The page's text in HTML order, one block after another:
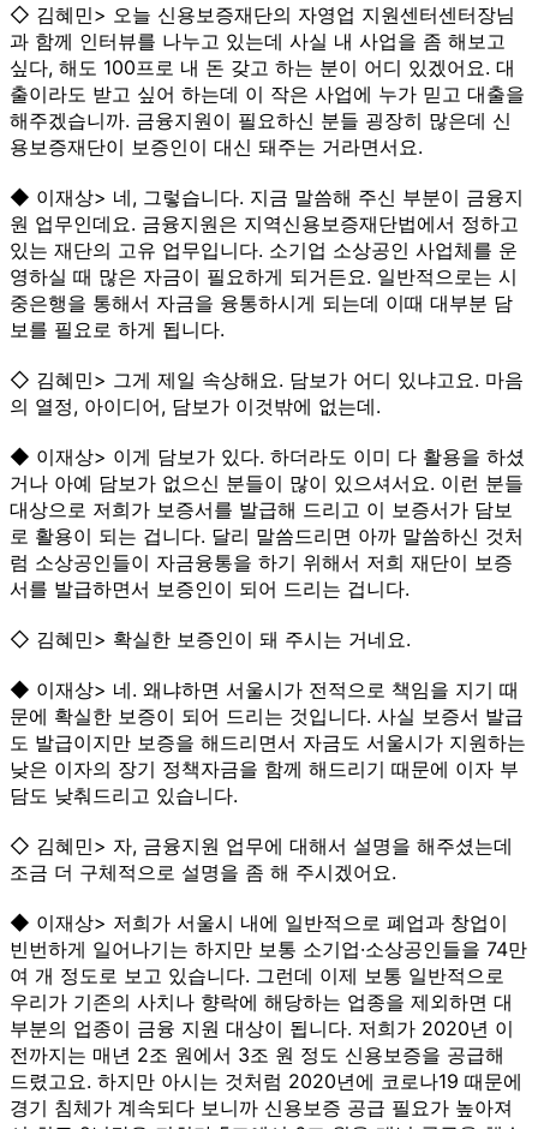
◇ 김혜민> 오늘 신용보증재단의 자영업 지원센터센터장님
과 함께 인터뷰를 나누고 있는데 사실 내 사업을 좀 해보고
싶다, 해도 100프로 내 돈 갖고 하는 분이 어디 있겠어요. 대
출이라도 받고 싶어 하는데 이 작은 사업에 누가 믿고 대출을
해주겠습니까. 금융지원이 필요하신 분들 굉장히 많은데 신
용보증재단이 보증인이 대신 돼주는 거라면서요.
◆ 이재상> 네, 그렇습니다. 지금 말씀해 주신 부분이 금융지
원 업무인데요. 금융지원은 지역신용보증재단법에서 정하고
있는 재단의 고유 업무입니다. 소기업 소상공인 사업체를 운
영하실 때 많은 자금이 필요하게 되거든요. 일반적으로는 시
중은행을 통해서 자금을 융통하시게 되는데 이때 대부분 담
보를 필요로 하게 됩니다.
◇ 김혜민> 그게 제일 속상해요. 담보가 어디 있냐고요. 마음
의 열정, 아이디어, 담보가 이것밖에 없는데.
◆ 이재상> 이게 담보가 있다. 하더라도 이미 다 활용을 하셨
거나 아예 담보가 없으신 분들이 많이 있으셔서요. 이런 분들
대상으로 저희가 보증서를 발급해 드리고 이 보증서가 담보
로 활용이 되는 겁니다. 달리 말씀드리면 아까 말씀하신 것처
럼 소상공인들이 자금융통을 하기 위해서 저희 재단이 보증
서를 발급하면서 보증인이 되어 드리는 겁니다.
◇ 김혜민> 확실한 보증인이 돼 주시는 거네요.
◆ 이재상> 네. 왜냐하면 서울시가 전적으로 책임을 지기 때
문에 확실한 보증이 되어 드리는 것입니다. 사실 보증서 발급
도 발급이지만 보증을 해드리면서 자금도 서울시가 지원하는
낮은 이자의 장기 정책자금을 함께 해드리기 때문에 이자 부
담도 낮춰드리고 있습니다.
◇ 김혜민> 자, 금융지원 업무에 대해서 설명을 해주셨는데
조금 더 구체적으로 설명을 좀 해 주시겠어요.
◆ 이재상> 저희가 서울시 내에 일반적으로 폐업과 창업이
빈번하게 일어나기는 하지만 보통 소기업·소상공인들을 74만
여 개 정도로 보고 있습니다. 그런데 이제 보통 일반적으로
우리가 기존의 사치나 향락에 해당하는 업종을 제외하면 대
부분의 업종이 금융 지원 대상이 됩니다. 저희가 2020년 이
전까지는 매년 2조 원에서 3조 원 정도 신용보증을 공급해
드렸고요. 하지만 아시는 것처럼 2020년에 코로나19 때문에
경기 침체가 계속되다 보니까 신용보증 공급 필요가 높아져